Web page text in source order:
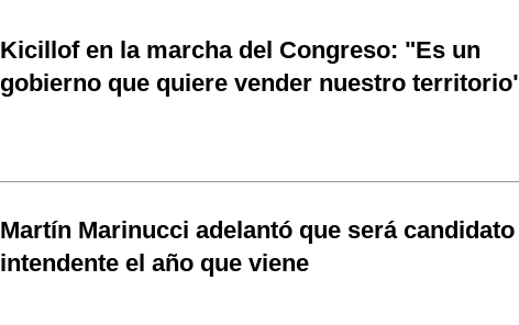
Kicillof en la marcha del Congreso: "Es un
gobierno que quiere vender nuestro
Martín Marinucci adelantó que será candidato
intendente el año que viene